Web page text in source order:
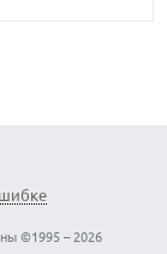
©1995 – 2026